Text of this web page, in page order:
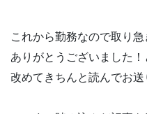
これから勤務なので取り急
ありがとうございました！
改めてきちんと読んでお送